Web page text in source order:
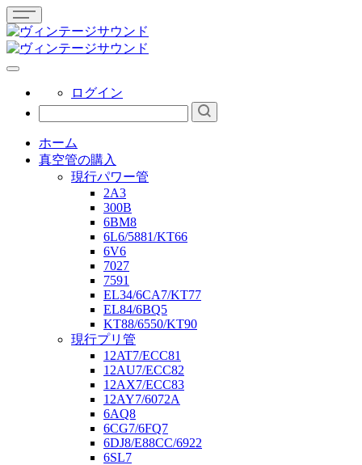
ログイン
ホーム
真空管の購入
現行パワー管
2A3
300B
6BM8
6L6/5881/KT66
6V6
7027
7591
EL34/6CA7/KT77
EL84/6BQ5
KT88/6550/KT90
現行プリ管
12AT7/ECC81
12AU7/ECC82
12AX7/ECC83
12AY7/6072A
6AQ8
6CG7/6FQ7
6DJ8/E88CC/6922
6SL7